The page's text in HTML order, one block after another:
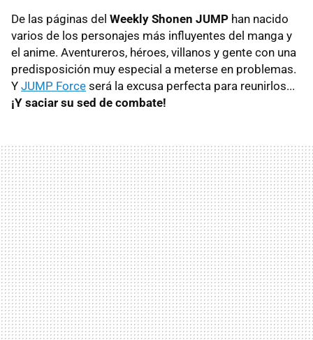
De las páginas del Weekly Shonen JUMP han nacido
varios de los personajes más influyentes del manga y
el anime. Aventureros, héroes, villanos y gente con una
predisposición muy especial a meterse en problemas.
Y JUMP Force será la excusa perfecta para reunirlos...
¡Y saciar su sed de combate!